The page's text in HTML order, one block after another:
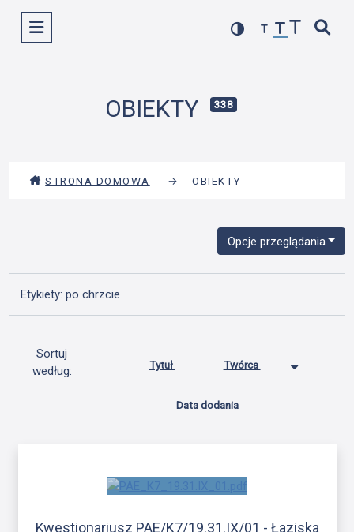
Wyświetl menu
OBIEKTY 338
STRONA DOMOWA → OBIEKTY
Opcje przeglądania
Etykiety: po chrzcie
Sortuj
według:
Tytuł Twórca
Data dodania
Kwestionariusz PAE/K7/19.31.IX/01 - Łaziska